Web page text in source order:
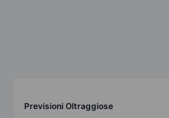
Previsioni Oltraggiose